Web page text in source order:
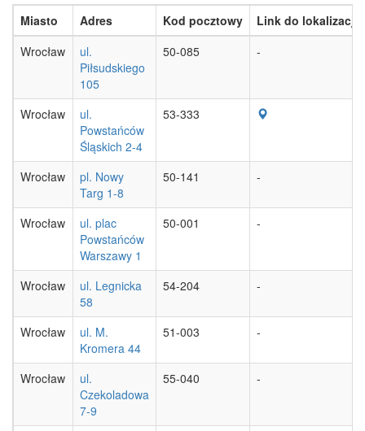
Miasto Adres Kod pocztowy
Link do lokalizacji
Wrocław
ul.
Piłsudskiego
105
50-085 -
Wrocław
ul.
Powstańców
Śląskich 2-4
53-333
Wrocław
pl. Nowy
Targ 1-8
50-141 -
Wrocław
ul. plac
Powstańców
Warszawy 1
50-001 -
Wrocław
ul. Legnicka
58
54-204 -
Wrocław
ul. M.
Kromera 44
51-003 -
Wrocław
ul.
Czekoladowa
7-9
55-040 -